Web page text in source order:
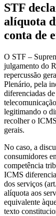
STF
alíquota
conta de
O STF –
julgamento do
repercussão
Plenário, pela
diferenciadas
legitimando o
recolher o
gerais.
No caso, a
consumidores
competência
ICMS
dos serviços
alíquota aos
equivalente
texto